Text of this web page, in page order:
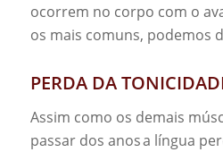
ocorrem no corpo com o
os mais comuns, podemos
PERDA DA
Assim como os demais
passar dos anos a língua